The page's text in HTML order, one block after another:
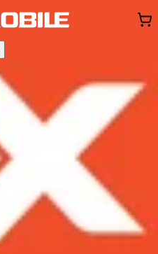
So Sánh Tư vấnKhuyến
Thông báo
sẽ được trang
macro